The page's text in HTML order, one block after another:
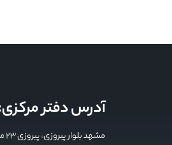
آدرس دفتر
مشهد بلوار پیروزی، پیروزی 23 ممیز 3 پلاک 81